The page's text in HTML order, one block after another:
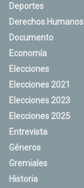
Deportes
Derechos Humanos
Documento
Economía
Elecciones
Elecciones 2021
Elecciones 2023
Elecciones 2025
Entrevista
Géneros
Gremiales
Historia